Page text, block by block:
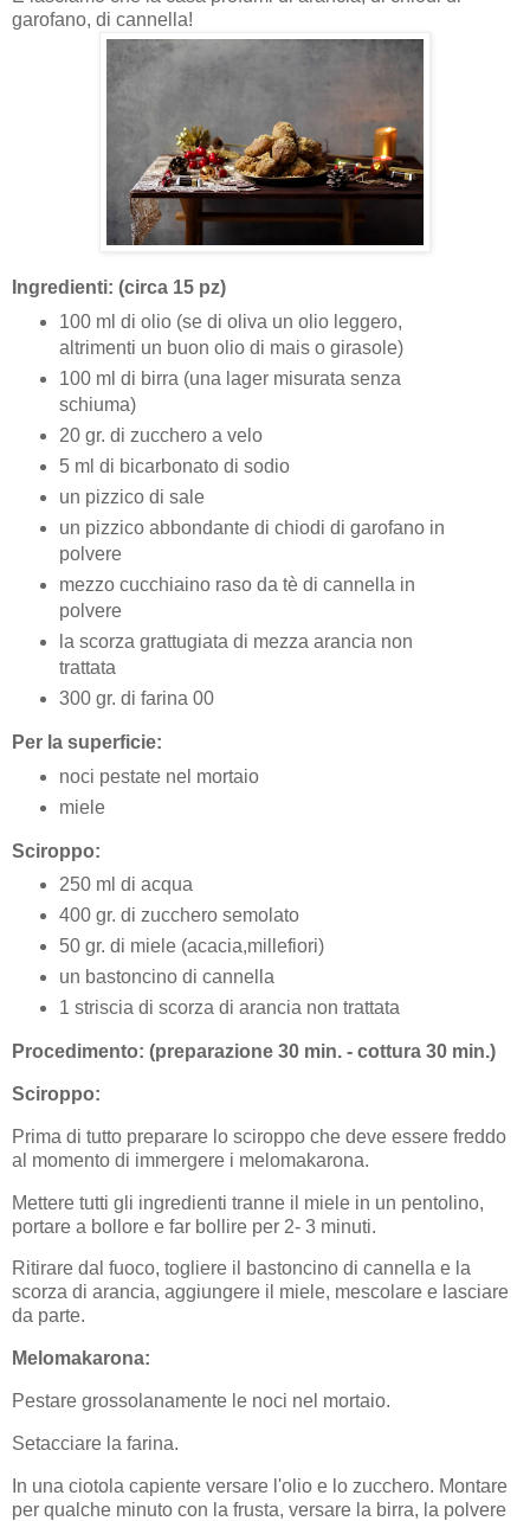
garofano, di cannella!
Ingredienti: (circa 15 pz)
100 ml di olio (se di oliva un olio leggero,
altrimenti un buon olio di mais o girasole)
100 ml di birra (una lager misurata senza
schiuma)
20 gr. di zucchero a velo
5 ml di bicarbonato di sodio
un pizzico di sale
un pizzico abbondante di chiodi di garofano in
polvere
mezzo cucchiaino raso da tè di cannella in
polvere
la scorza grattugiata di mezza arancia non
trattata
300 gr. di farina 00
Per la superficie:
noci pestate nel mortaio
miele
Sciroppo:
250 ml di acqua
400 gr. di zucchero semolato
50 gr. di miele (acacia,millefiori)
un bastoncino di cannella
1 striscia di scorza di arancia non trattata
Procedimento: (preparazione 30 min. - cottura 30 min.)
Sciroppo:
Prima di tutto preparare lo sciroppo che deve essere freddo
al momento di immergere i melomakarona.
Mettere tutti gli ingredienti tranne il miele in un pentolino,
portare a bollore e far bollire per 2- 3 minuti.
Ritirare dal fuoco, togliere il bastoncino di cannella e la
scorza di arancia, aggiungere il miele, mescolare e lasciare
da parte.
Melomakarona:
Pestare grossolanamente le noci nel mortaio.
Setacciare la farina.
In una ciotola capiente versare l'olio e lo zucchero. Montare
per qualche minuto con la frusta, versare la birra, la polvere